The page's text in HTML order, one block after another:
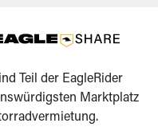
Teil der EagleRider
Marktplatz